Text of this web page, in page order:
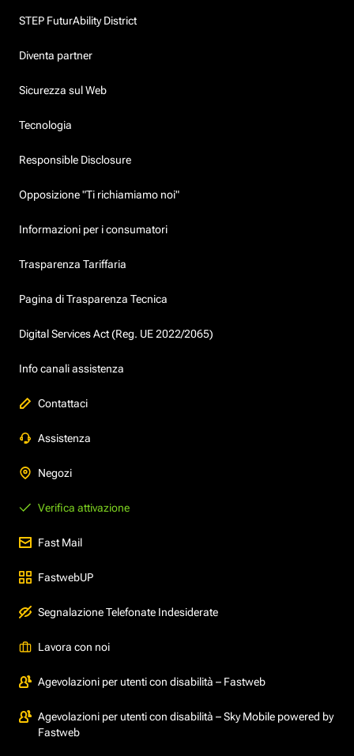
STEP FuturAbility District
Diventa partner
Sicurezza sul Web
Tecnologia
Responsible Disclosure
Opposizione "Ti richiamiamo noi"
Informazioni per i consumatori
Trasparenza Tariffaria
Pagina di Trasparenza Tecnica
Digital Services Act (Reg. UE 2022/2065)
Info canali assistenza
Contattaci
Assistenza
Negozi
Verifica attivazione
Fast Mail
FastwebUP
Segnalazione Telefonate Indesiderate
Lavora con noi
Agevolazioni per utenti con disabilità – Fastweb
Agevolazioni per utenti con disabilità – Sky Mobile powered by
Fastweb